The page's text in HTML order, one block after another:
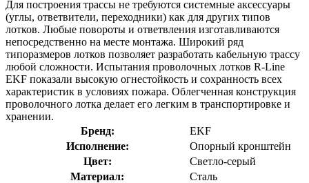
Для построения трассы не требуются системные аксессуары
(углы, ответвители, переходники) как для других типов
лотков. Любые повороты и ответвления изготавливаются
непосредственно на месте монтажа. Широкий ряд
типоразмеров лотков позволяет разработать кабельную трассу
любой сложности. Испытания проволочных лотков R-Line
EKF показали высокую огнестойкость и сохранность всех
характеристик в условиях пожара. Облегченная конструкция
проволочного лотка делает его легким в транспортировке и
хранении.
Бренд:
EKF
Исполнение:
Опорный кронштейн
Цвет:
Светло-серый
Материал:
Сталь